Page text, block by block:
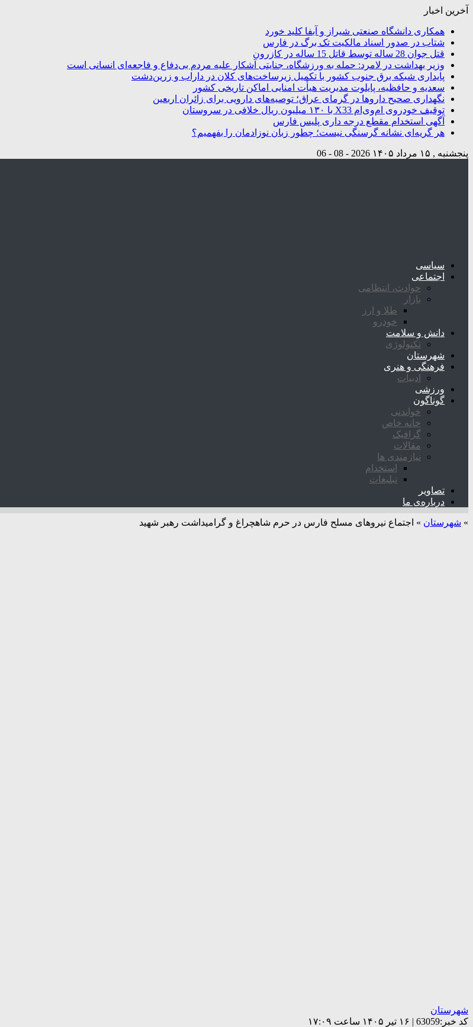
آخرین اخبار
همکاری دانشگاه صنعتی شیراز و آبفا کلید خورد
شتاب در صدور اسناد مالکیت تک برگ در فارس
قتل جوان 28 ساله توسط قاتل 15 ساله در کازرون
وزیر بهداشت در لامرد: حمله به ورزشگاه، جنایتی آشکار علیه مردم بی‌دفاع و فاجعه‌ای انسانی است
پایداری شبکه برق جنوب کشور با تکمیل زیرساخت‌های کلان در داراب و زرین‌دشت
سعدیه و حافظیه، پایلوت مدیریت هیأت امنایی اماکن تاریخی کشور
نگهداری صحیح داروها در گرمای عراق؛ توصیه‌های دارویی برای زائران اربعین
توقیف خودروی ام‌وی‌ام X33 با ۱۳۰ میلیون ریال خلافی در سروستان
آگهی استخدام مقطع درجه داری پلیس فارس
هر گریه‌ای نشانه گرسنگی نیست؛ چطور زبان نوزادمان را بفهمیم؟
پنجشنبه , ۱۵ مرداد ۱۴۰۵ 2026 - 08 - 06
سیاسی
اجتماعی
حوادث، انتظامی
بازار
طلا و ارز
خودرو
دانش و سلامت
تکنولوژی
شهرستان
فرهنگی و هنری
ادبیات
ورزشی
گوناگون
خواندنی
خانه خاص
گرافیک
مقالات
نیازمندی ها
استخدام
تبلیغات
تصاویر
درباره‌ی ما
» شهرستان » اجتماع نیروهای مسلح فارس در حرم شاهچراغ و گرامیداشت رهبر شهید
شهرستان
کد خبر:63059 | ۱۶ تیر ۱۴۰۵ ساعت ۱۷:۰۹